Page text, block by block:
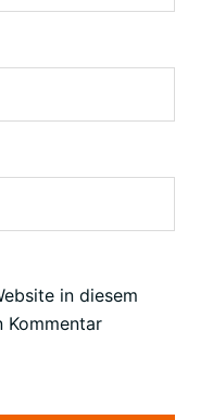
in diesem
Kommentar